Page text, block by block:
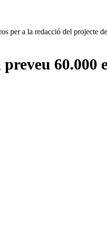
per a la redacció del projecte